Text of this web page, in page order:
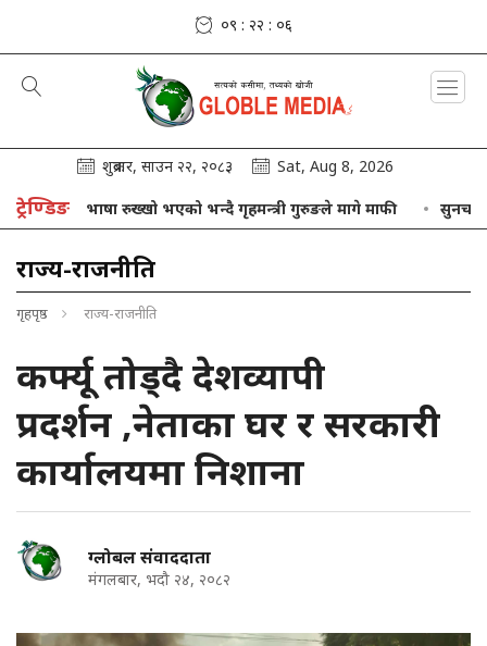
०९ : २२ : ०७
शुक्रबार, साउन २२, २०८३ Sat, Aug 8, 2026
ट्रेण्डिङ
भाषा रुख्खो भएको भन्दै गृहमन्त्री गुरुङले मागे माफी सुनचाँदीको
राज्य-राजनीति
गृहपृष्ठ राज्य-राजनीति
कर्फ्यू तोड्दै देशव्यापी
प्रदर्शन ,नेताका घर र सरकारी
कार्यालयमा निशा‍ना
ग्लोबल संवाददाता
मंगलबार, भदौ २४, २०८२